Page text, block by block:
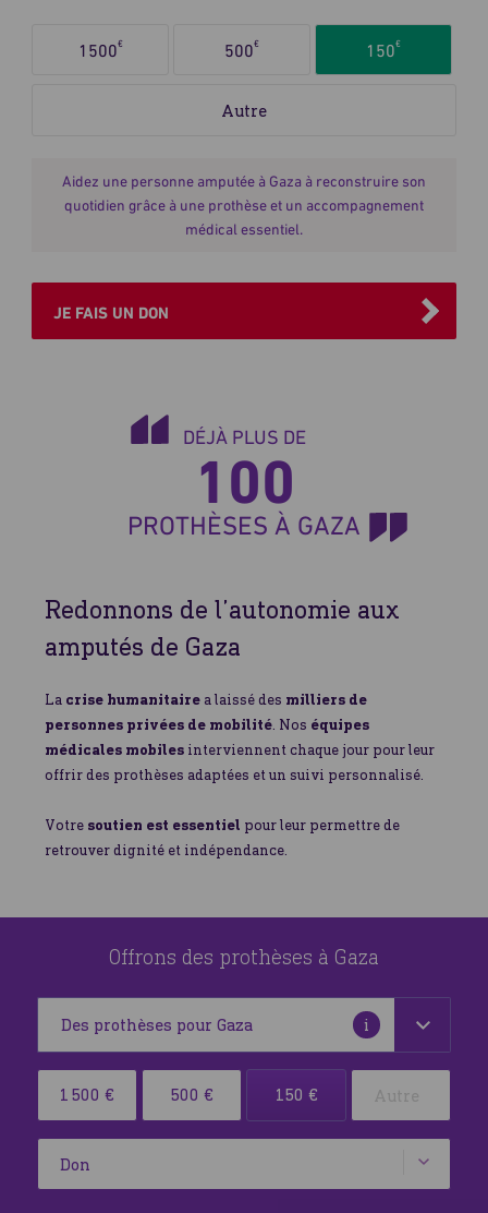
1500€ 500€ 150€
Aidez une personne amputée à Gaza à reconstruire son
quotidien grâce à une prothèse et un accompagnement
médical essentiel.
JE FAIS UN DON
DÉJÀ PLUS DE
100
PROTHÈSES À GAZA
Redonnons de l’autonomie aux
amputés de Gaza
La crise humanitairea laissé des milliers de
personnes privées de mobilité. Nos équipes
médicales mobilesinterviennent chaque jour pour leur
offrir des prothèses adaptées et un suivi personnalisé.
Votre soutien est essentiel pour leur permettre de
retrouver dignité et indépendance.
Offrons des prothèses à Gaza
Plus
d'informations
i
Gaza
permanents
votre
ainsi
1 500 € 500 € 150 €